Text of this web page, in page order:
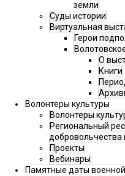
земли
Суды истории
Виртуальная
Герои
О
Книги
Волонтеры культуры
Волонтеры
Региональный
добровольчества
Проекты
Вебинары
Памятные даты